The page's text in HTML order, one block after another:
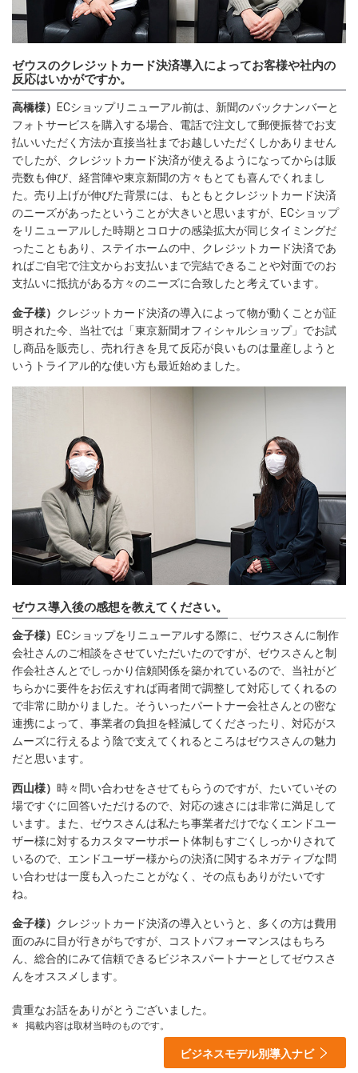
ゼウスのクレジットカード決済導入によってお客様や社内の
反応はいかがですか。
高橋様）
ECショップリニューアル前は、新聞のバックナンバーと
フォトサービスを購入する場合、電話で注文して郵便振替でお支
払いいただく方法か直接当社までお越しいただくしかありません
でしたが、クレジットカード決済が使えるようになってからは販
売数も伸び、経営陣や東京新聞の方々もとても喜んでくれまし
た。売り上げが伸びた背景には、もともとクレジットカード決済
のニーズがあったということが大きいと思いますが、ECショップ
をリニューアルした時期とコロナの感染拡大が同じタイミングだ
ったこともあり、ステイホームの中、クレジットカード決済であ
ればご自宅で注文からお支払いまで完結できることや対面でのお
支払いに抵抗がある方々のニーズに合致したと考えています。
金子様） クレジットカード決済の導入によって物が動くことが証
明された今、当社では「東京新聞オフィシャルショップ」でお試
し商品を販売し、売れ行きを見て反応が良いものは量産しようと
いうトライアル的な使い方も最近始めました。
ゼウス導入後の感想を教えてください。
金子様）
ECショップをリニューアルする際に、ゼウスさんに制作
会社さんのご相談をさせていただいたのですが、ゼウスさんと制
作会社さんとでしっかり信頼関係を築かれているので、当社がど
ちらかに要件をお伝えすれば両者間で調整して対応してくれるの
で非常に助かりました。そういったパートナー会社さんとの密な
連携によって、事業者の負担を軽減してくださったり、対応がス
ムーズに行えるよう陰で支えてくれるところはゼウスさんの魅力
だと思います。
西山様） 時々問い合わせをさせてもらうのですが、たいていその
場ですぐに回答いただけるので、対応の速さには非常に満足して
います。また、ゼウスさんは私たち事業者だけでなくエンドユー
ザー様に対するカスタマーサポート体制もすごくしっかりされて
いるので、エンドユーザー様からの決済に関するネガティブな問
い合わせは一度も入ったことがなく、その点もありがたいです
ね。
金子様） クレジットカード決済の導入というと、多くの方は費用
面のみに目が行きがちですが、コストパフォーマンスはもちろ
ん、総合的にみて信頼できるビジネスパートナーとしてゼウスさ
んをオススメします。
貴重なお話をありがとうございました。
※ 掲載内容は取材当時のものです。
ビジネスモデル別導入ナビ